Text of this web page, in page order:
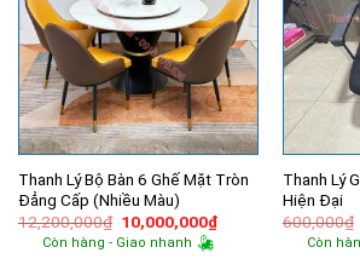
Thanh Lý Bộ Bàn 6 Ghế Mặt Tròn
Đẳng Cấp (Nhiều Màu)
12,200,000₫ Giá
gốc
là:
10,000,000₫Giá
hiện
Còn hàng - Giao nhanh
Thanh Lý
Hiện Đại
600,000₫
Còn